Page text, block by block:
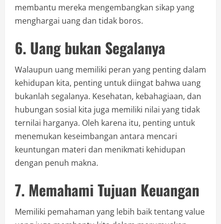
membantu mereka mengembangkan sikap yang
menghargai uang dan tidak boros.
6. Uang bukan Segalanya
Walaupun uang memiliki peran yang penting dalam
kehidupan kita, penting untuk diingat bahwa uang
bukanlah segalanya. Kesehatan, kebahagiaan, dan
hubungan sosial kita juga memiliki nilai yang tidak
ternilai harganya. Oleh karena itu, penting untuk
menemukan keseimbangan antara mencari
keuntungan materi dan menikmati kehidupan
dengan penuh makna.
7. Memahami Tujuan Keuangan
Memiliki pemahaman yang lebih baik tentang value